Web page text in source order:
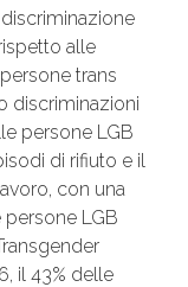
alle
trans
discriminazioni
persone LGB
di rifiuto e il
con una
LGB
il 43% delle